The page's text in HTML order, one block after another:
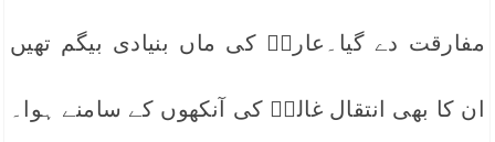
مفارقت دے گیا۔عارفؔ کی ماں بنیادی بیگم تھیں
ان کا بھی انتقال غالبؔ کی آنکھوں کے سامنے ہوا۔